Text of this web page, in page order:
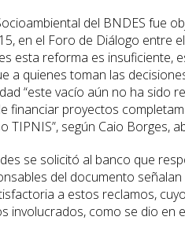
del BNDES fue
en el Foro de Diálogo entre
esta reforma es insuficiente,
a quienes toman las
“este vacío aún no ha sido
financiar proyectos
TIPNIS”, según Caio Borges,
se solicitó al banco que
del documento
a estos reclamos,
involucrados, como se dio en